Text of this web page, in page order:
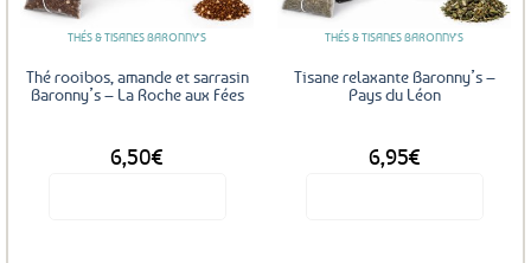
THÉS & TISANES BARONNY'S
Thé rooibos, amande et sarrasin
Baronny’s – La Roche aux Fées
6,50€
THÉS & TISANES BARONNY'S
Tisane relaxante Baronny’s –
Pays du Léon
6,95€